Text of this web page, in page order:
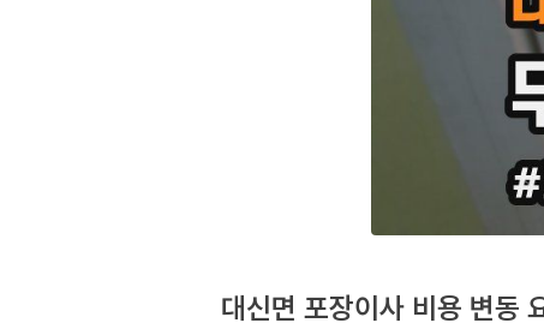
대신면 포장이사 비용 변동